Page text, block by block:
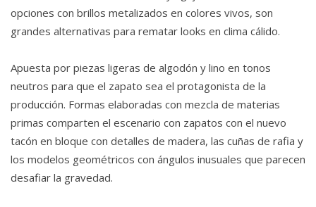
opciones con brillos metalizados en colores vivos, son
grandes alternativas para rematar looks en clima cálido.
Apuesta por piezas ligeras de algodón y lino en tonos
neutros para que el zapato sea el protagonista de la
producción. Formas elaboradas con mezcla de materias
primas comparten el escenario con zapatos con el nuevo
tacón en bloque con detalles de madera, las cuñas de rafia y
los modelos geométricos con ángulos inusuales que parecen
desafiar la gravedad.